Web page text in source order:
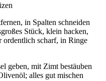
in Spalten schneiden
Stück, klein hacken,
scharf, in Ringe
geben, mit Zimt bestäuben
alles gut mischen